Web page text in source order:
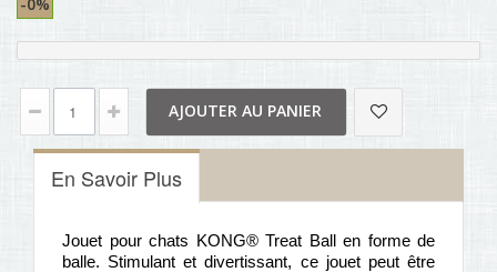
AJOUTER AU PANIER
En Savoir Plus
Jouet pour chats KONG® Treat Ball en forme de
balle. Stimulant et divertissant, ce jouet peut être